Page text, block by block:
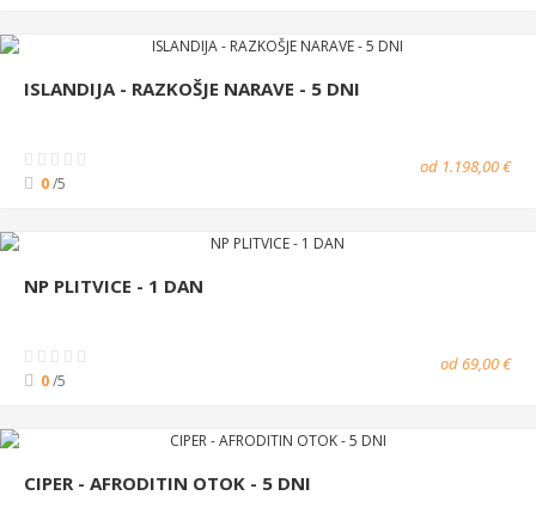
ISLANDIJA - RAZKOŠJE NARAVE - 5 DNI
0/5
od 1.198,00 €
NP PLITVICE - 1 DAN
0/5
od 69,00 €
CIPER - AFRODITIN OTOK - 5 DNI